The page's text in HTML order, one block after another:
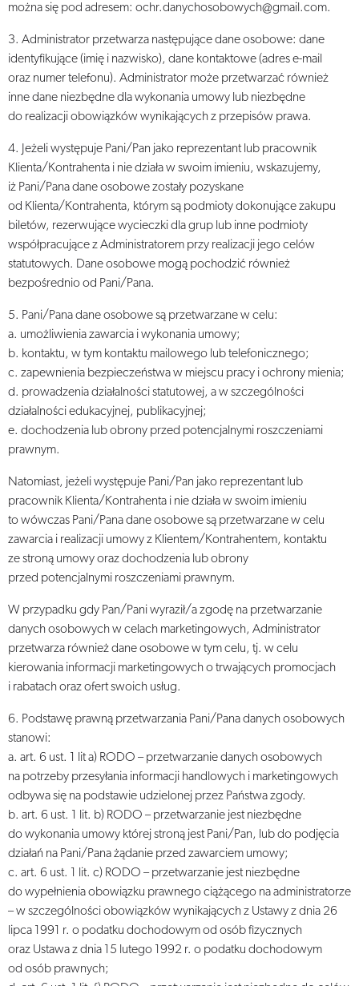
można się pod adresem: ochr.danychosobowych@gmail.com.
3. Administrator przetwarza następujące dane osobowe: dane
identyfikujące (imię i nazwisko), dane kontaktowe (adres e-mail
oraz numer telefonu). Administrator może przetwarzać również
inne dane niezbędne dla wykonania umowy lub niezbędne
do realizacji obowiązków wynikających z przepisów prawa.
4. Jeżeli występuje Pani/Pan jako reprezentant lub pracownik
Klienta/Kontrahenta i nie działa w swoim imieniu, wskazujemy,
iż Pani/Pana dane osobowe zostały pozyskane
od Klienta/Kontrahenta, którym są podmioty dokonujące zakupu
biletów, rezerwujące wycieczki dla grup lub inne podmioty
współpracujące z Administratorem przy realizacji jego celów
statutowych. Dane osobowe mogą pochodzić również
bezpośrednio od Pani/Pana.
5. Pani/Pana dane osobowe są przetwarzane w celu:
a. umożliwienia zawarcia i wykonania umowy;
b. kontaktu, w tym kontaktu mailowego lub telefonicznego;
c. zapewnienia bezpieczeństwa w miejscu pracy i ochrony mienia;
d. prowadzenia działalności statutowej, a w szczególności
działalności edukacyjnej, publikacyjnej;
e. dochodzenia lub obrony przed potencjalnymi roszczeniami
prawnym.
Natomiast, jeżeli występuje Pani/Pan jako reprezentant lub
pracownik Klienta/Kontrahenta i nie działa w swoim imieniu
to wówczas Pani/Pana dane osobowe są przetwarzane w celu
zawarcia i realizacji umowy z Klientem/Kontrahentem, kontaktu
ze stroną umowy oraz dochodzenia lub obrony
przed potencjalnymi roszczeniami prawnym.
W przypadku gdy Pan/Pani wyraził/a zgodę na przetwarzanie
danych osobowych w celach marketingowych, Administrator
przetwarza również dane osobowe w tym celu, tj. w celu
kierowania informacji marketingowych o trwających promocjach
i rabatach oraz ofert swoich usług.
6. Podstawę prawną przetwarzania Pani/Pana danych osobowych
stanowi:
a. art. 6 ust. 1 lit a) RODO – przetwarzanie danych osobowych
na potrzeby przesyłania informacji handlowych i marketingowych
odbywa się na podstawie udzielonej przez Państwa zgody.
b. art. 6 ust. 1 lit. b) RODO – przetwarzanie jest niezbędne
do wykonania umowy której stroną jest Pani/Pan, lub do podjęcia
działań na Pani/Pana żądanie przed zawarciem umowy;
c. art. 6 ust. 1 lit. c) RODO – przetwarzanie jest niezbędne
do wypełnienia obowiązku prawnego ciążącego na administratorze
– w szczególności obowiązków wynikających z Ustawy z dnia 26
lipca 1991 r. o podatku dochodowym od osób fizycznych
oraz Ustawa z dnia 15 lutego 1992 r. o podatku dochodowym
od osób prawnych;